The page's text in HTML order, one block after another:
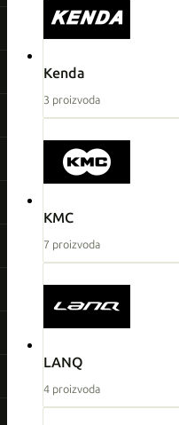
Kenda
3 proizvoda
KMC
7 proizvoda
LANQ
4 proizvoda